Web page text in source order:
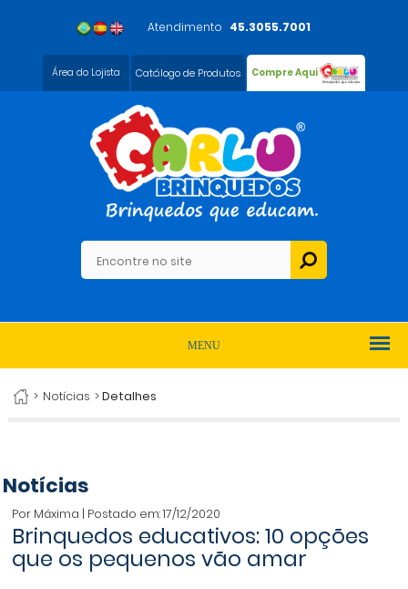
Atendimento 45.3055.7001
Área do Lojista Catálogo de Produtos Compre Aqui
MENU
> Notícias >Detalhes
Notícias
Por Máxima | Postado em: 17/12/2020
Brinquedos educativos: 10 opções
que os pequenos vão amar